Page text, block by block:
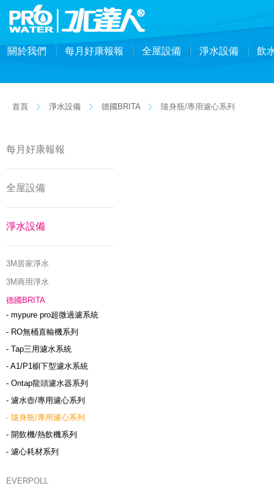
關於我們 每月好康報報 全屋設備 淨水設備 飲
首頁 淨水設備 德國BRITA 隨身瓶/專用濾心系列
每月好康報報
全屋設備
淨水設備
3M居家淨水
3M商用淨水
德國BRITA
- mypure pro超微過濾系統
- RO無桶直輸機系列
- Tap三用濾水系統
- A1/P1櫥下型濾水系統
- Ontap龍頭濾水器系列
- 濾水壺/專用濾心系列
- 隨身瓶/專用濾心系列
- 開飲機/熱飲機系列
- 濾心耗材系列
EVERPOLL